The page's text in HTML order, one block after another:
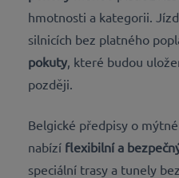
hmotnosti a kategorii.
silnicích bez platného
pokuty, které budou
později.
Belgické předpisy o
nabízí flexibilní a
speciální trasy a tunely